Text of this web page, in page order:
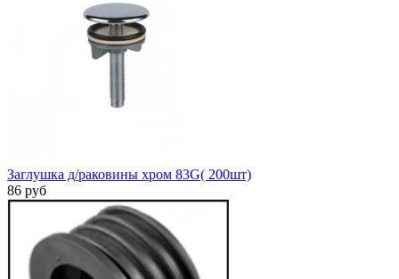
Заглушка д/раковины хром 83G( 200шт)
86 руб